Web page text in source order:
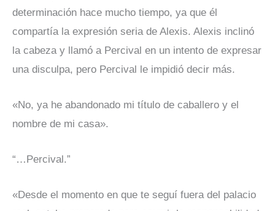
determinación hace mucho tiempo, ya que él
compartía la expresión seria de Alexis. Alexis inclinó
la cabeza y llamó a Percival en un intento de expresar
una disculpa, pero Percival le impidió decir más.
«No, ya he abandonado mi título de caballero y el
nombre de mi casa».
“…Percival.”
«Desde el momento en que te seguí fuera del palacio